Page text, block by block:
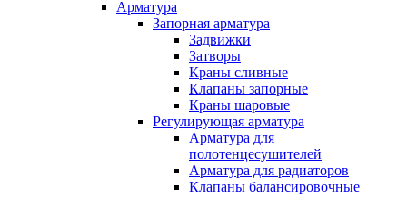
Арматура
Запорная арматура
Задвижки
Затворы
Краны сливные
Клапаны запорные
Краны шаровые
Регулирующая арматура
Арматура для
полотенцесушителей
Арматура для радиаторов
Клапаны балансировочные